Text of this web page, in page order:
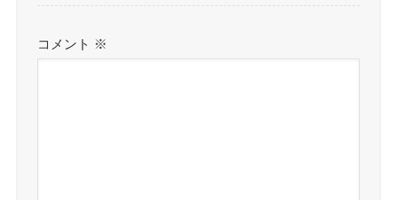
コメント ※